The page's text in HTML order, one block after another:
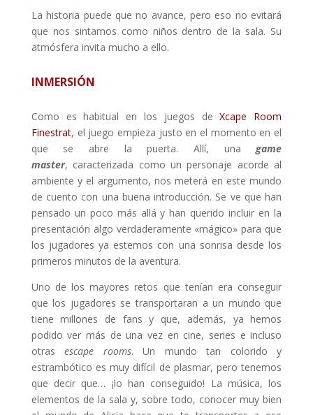
La historia puede que no avance, pero eso no evitará
que nos sintamos como niños dentro de la sala. Su
atmósfera invita mucho a ello.
INMERSIÓN
Como es habitual en los juegos deXcape Room
Finestrat, el juego empieza justo en el momento en el
que se abre la puerta. Allí, unagame
master, caracterizada como un personaje acorde al
ambiente y el argumento, nos meterá en este mundo
de cuento con una buena introducción. Se ve que han
pensado un poco más allá y han querido incluir en la
presentación algo verdaderamente «mágico» para que
los jugadores ya estemos con una sonrisa desde los
primeros minutos de la aventura.
Uno de los mayores retos que tenían era conseguir
que los jugadores se transportaran a un mundo que
tiene millones de fans y que, además, ya hemos
podido ver más de una vez en cine, series e incluso
otrasescape rooms. Un mundo tan colorido y
estrambótico es muy difícil de plasmar, pero tenemos
que decir que… ¡lo han conseguido! La música, los
elementos de la sala y, sobre todo, conocer muy bien